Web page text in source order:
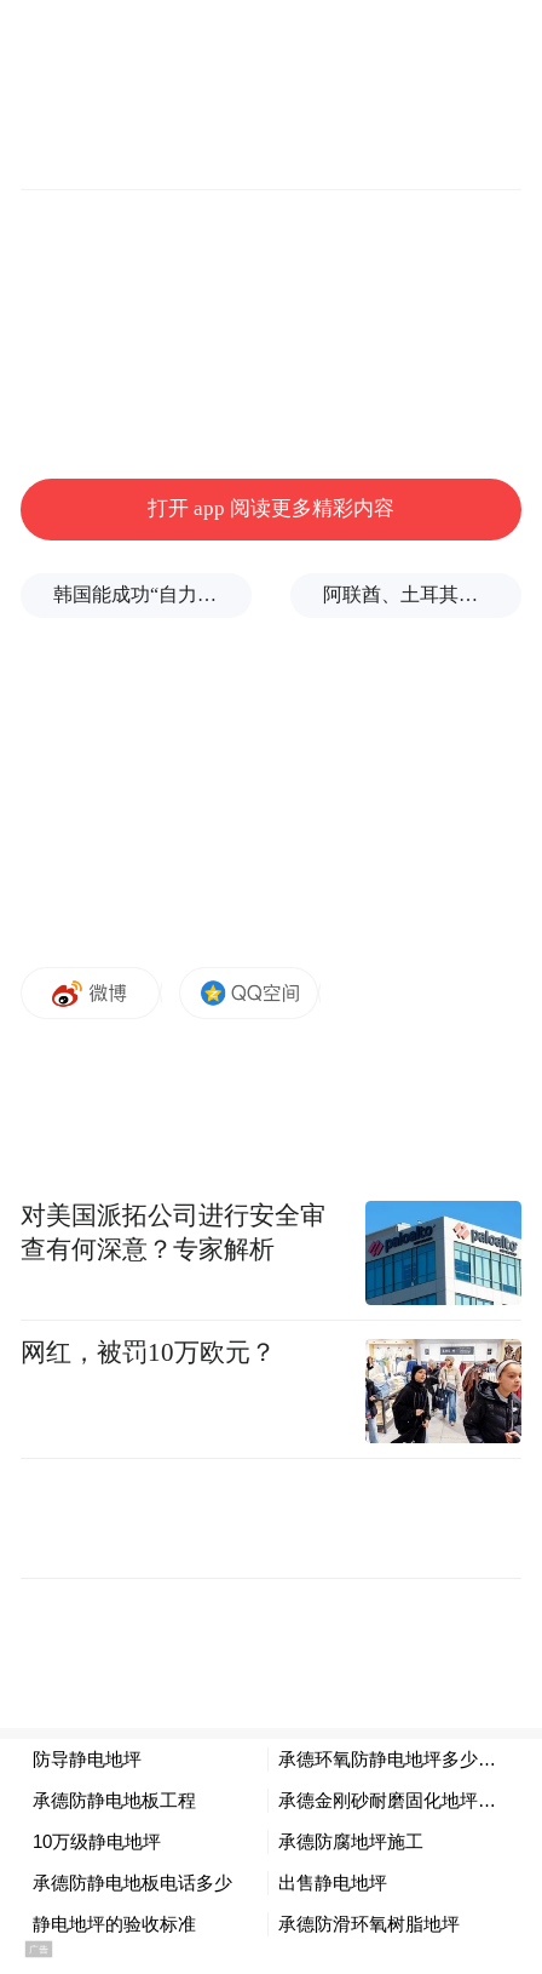
打开 app 阅读更多精彩内容
韩国能成功“自力更生”吗？ 阿联酋、土耳其、沙特等8国外长发表联合声明
对美国派拓公司进行安全审
查有何深意？专家解析
网红，被罚10万欧元？